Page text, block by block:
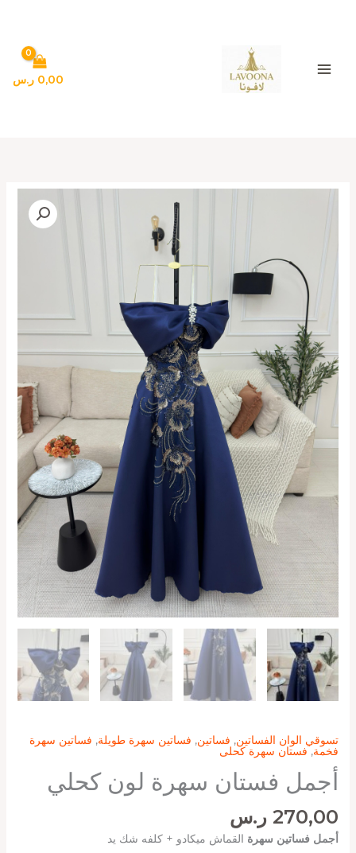
0,00 ر.س
تسوقي الوان الفساتين, فساتين, فساتين سهرة طويلة, فساتين سهرة
فخمة,فستان سهرة كحلى
أجمل فستان سهرة لون كحلي
270,00 ر.س
أجمل فساتين سهرة القماش ميكادو + كلفه شك يد